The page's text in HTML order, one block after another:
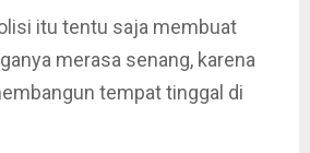
itu tentu saja membuat
merasa senang, karena
tempat tinggal di